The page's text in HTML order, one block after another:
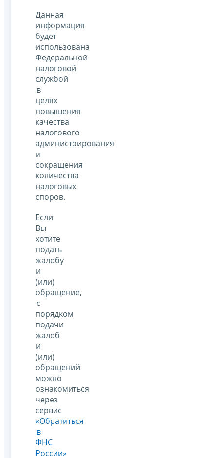
Данная
информация
будет
использована
Федеральной
налоговой
службой
в
целях
повышения
качества
налогового
администрирования
и
сокращения
количества
налоговых
споров.
Если
Вы
хотите
подать
жалобу
и
(или)
обращение,
с
порядком
подачи
жалоб
и
(или)
обращений
можно
ознакомиться
через
сервис
«Обратиться
в
ФНС
России»